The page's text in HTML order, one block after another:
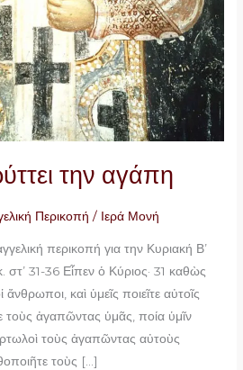
την αγάπη
Περικοπή / Ιερά Μονή
περικοπή για την Κυριακή Β’
31-36 Εἶπεν ὁ Κύριος· 31 καθὼς
ἄνθρωποι, καὶ ὑμεῖς ποιεῖτε αὐτοῖς
τοὺς ἀγαπῶντας ὑμᾶς, ποία ὑμῖν
τοὺς ἀγαπῶντας αὐτοὺς
τοὺς […]